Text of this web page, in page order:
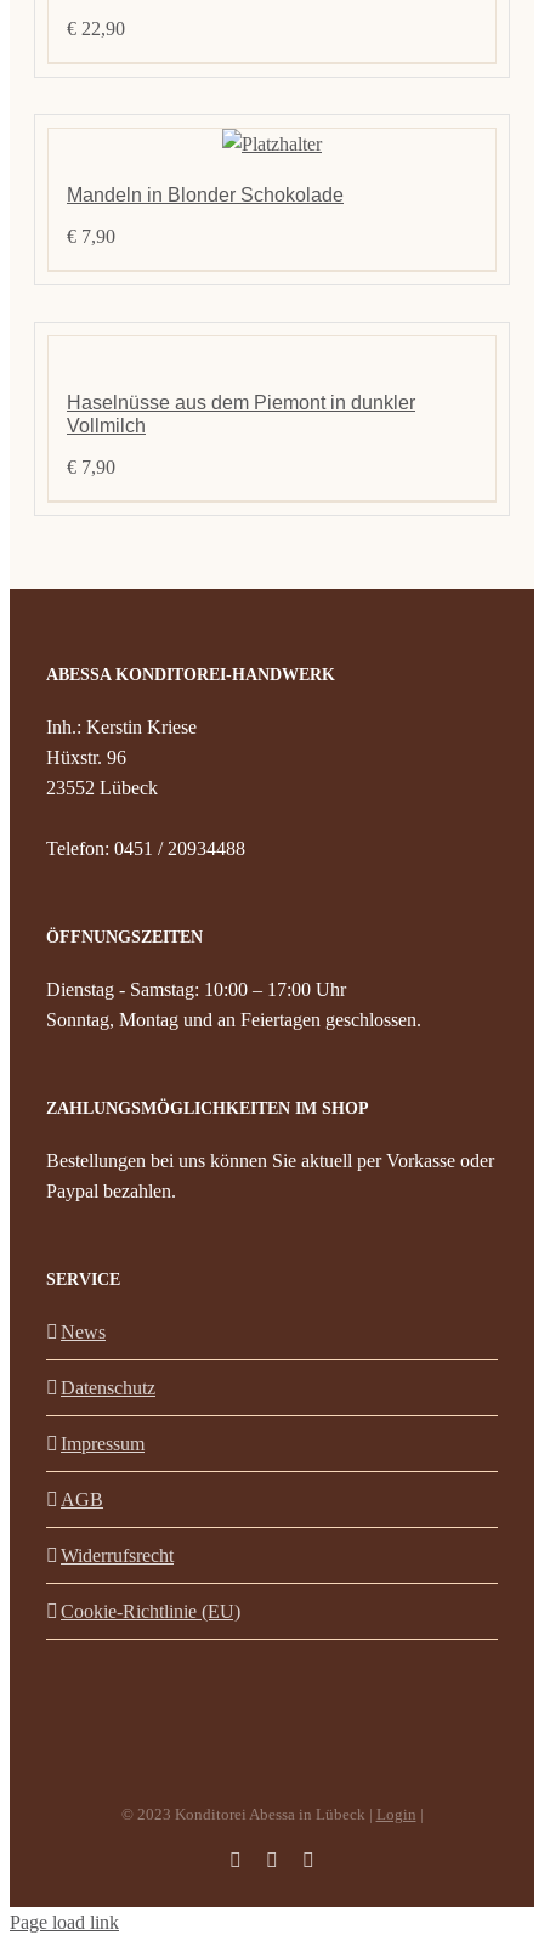
€ 22,90
Mandeln in Blonder Schokolade
€ 7,90
Haselnüsse aus dem Piemont in dunkler
Vollmilch
€ 7,90
ABESSA KONDITOREI-HANDWERK
Inh.: Kerstin Kriese
Hüxstr. 96
23552 Lübeck
Telefon: 0451 / 20934488
ÖFFNUNGSZEITEN
Dienstag - Samstag: 10:00 – 17:00 Uhr
Sonntag, Montag und an Feiertagen geschlossen.
ZAHLUNGSMÖGLICHKEITEN IM SHOP
Bestellungen bei uns können Sie aktuell per Vorkasse oder
Paypal bezahlen.
SERVICE
News
Datenschutz
Impressum
AGB
Widerrufsrecht
Cookie-Richtlinie (EU)
© 2023 Konditorei Abessa in Lübeck | Login |
FacebookInstagram
Page load link